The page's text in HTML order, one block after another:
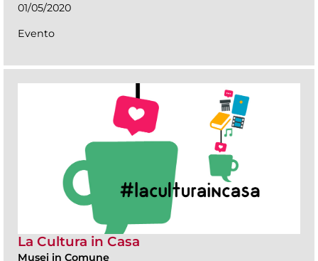
01/05/2020
Evento
La Cultura in Casa
Musei in Comune